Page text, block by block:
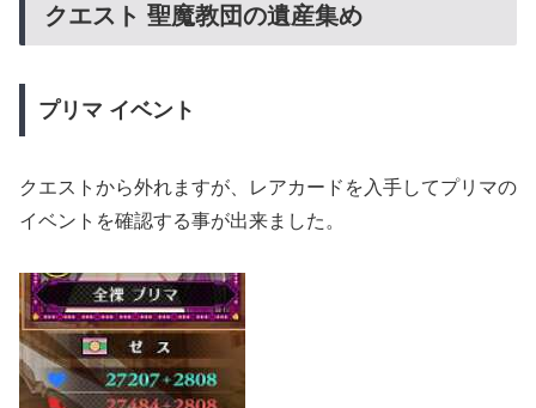
クエスト 聖魔教団の遺産集め
プリマ イベント
クエストから外れますが、レアカードを入手してプリマの
イベントを確認する事が出来ました。